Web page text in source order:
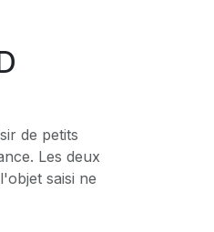
de petits
Les deux
saisi ne